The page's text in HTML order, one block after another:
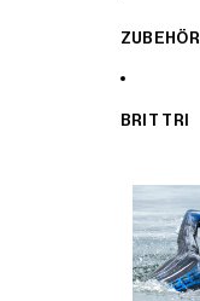
ZUBEHÖR
BRIT TRI